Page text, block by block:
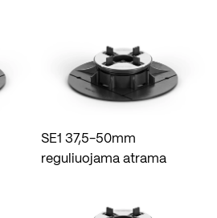
SE1 37,5-50mm
reguliuojama atrama